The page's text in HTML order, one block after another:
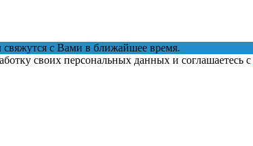
с Вами в ближайшее время.
своих персональных данных и соглашаетесь с